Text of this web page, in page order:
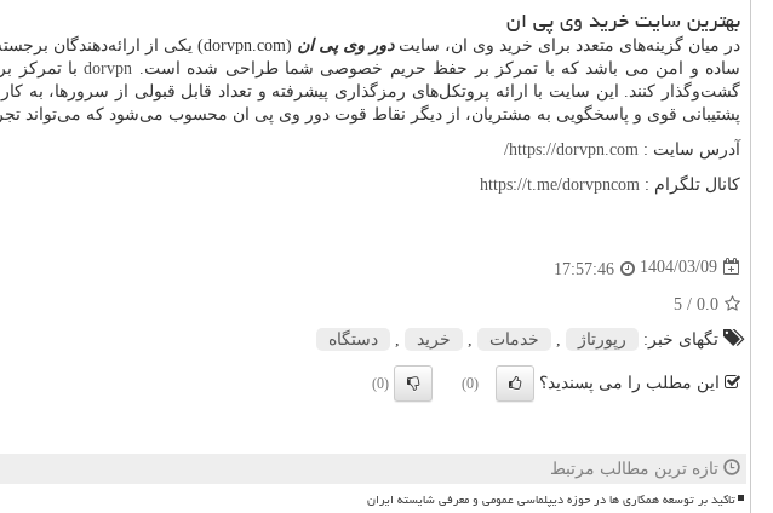
بهترین سایت خرید وی پی ان
در میان گزینه‌های متعدد برای خرید وی ان، سایتدور وی پی ان (
dorvpn.com) یکی از ارائه‌دهندگان
ساده و امن می باشد که با تمرکز بر حفظ حریم خصوصی شما طراحی شده است. dorvpnبا تمرکز
گشت‌وگذار کنند. این سایت با ارائه پروتکل‌های رمزگذاری پیشرفته و تعداد قابل قبولی از سرورها، به
پشتیبانی قوی و پاسخگویی به مشتریان، از دیگر نقاط قوت دور وی پی ان محسوب می‌شود که می‌تواند
آدرس سایت : https://dorvpn.com
/
کانال تلگرام : https://t.me/dorvpncom
1404/03/09
17:57:46
0.0
/ 5
تگهای خبر:
رپورتاژ خدمات خرید دستگاه
این مطلب را می پسندید؟ (0)
(0)
تازه ترین مطالب مرتبط
تاکید بر توسعه همکاری ها در حوزه دیپلماسی عمومی و معرفی شایسته ایران